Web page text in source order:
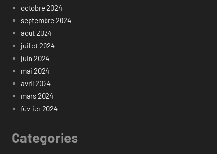
octobre 2024
septembre 2024
août 2024
juillet 2024
juin 2024
mai 2024
avril 2024
mars 2024
février 2024
Categories